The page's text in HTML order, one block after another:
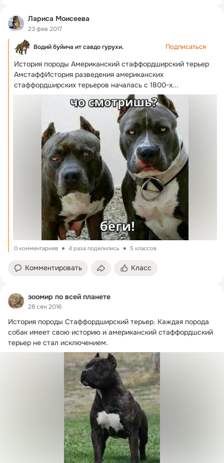
Лариса Моисеева
23 фев 2017
Водий буйича ит савдо гурухи. Подписаться
История породы Американский стаффордширский терьер
АмстаффИстория разведения американских
стаффордширских терьеров началась с 1800-х...
0 комментариев 4 раза поделились 5 классов
Комментировать Класс
зоомир по всей планете
28 сен 2016
История породы Стаффордширский терьер. Каждая порода
собак имеет свою историю и американский стаффордшский
терьер не стал исключением.